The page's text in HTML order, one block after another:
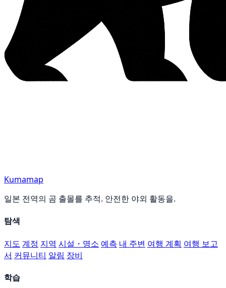
Kumamap
일본 전역의 곰 출몰를 추적. 안전한 야외 활동을.
탐색
지도 계정 지역 시설・명소 예측 내 주변 여행 계획 여행 보고
서 커뮤니티 알림 장비
학습